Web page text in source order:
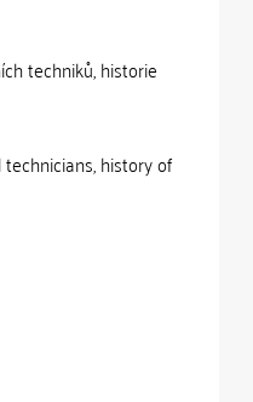
techniků, historie
history of